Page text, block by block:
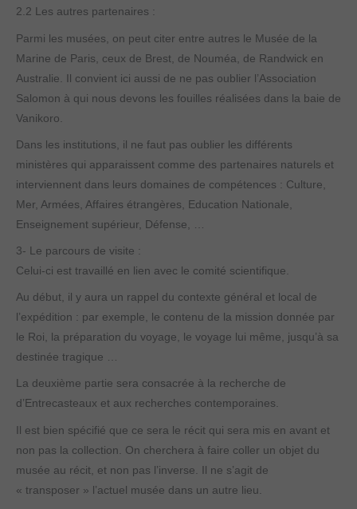
2.2 Les autres partenaires :
Parmi les musées, on peut citer entre autres le Musée de la
Marine de Paris, ceux de Brest, de Nouméa, de Randwick en
Australie. Il convient ici aussi de ne pas oublier l’Association
Salomon à qui nous devons les fouilles réalisées dans la baie de
Vanikoro.
Dans les institutions, il ne faut pas oublier les différents
ministères qui apparaissent comme des partenaires naturels et
interviennent dans leurs domaines de compétences : Culture,
Mer, Armées, Affaires étrangères, Education Nationale,
Enseignement supérieur, Défense, …
3- Le parcours de visite :
Celui-ci est travaillé en lien avec le comité scientifique.
Au début, il y aura un rappel du contexte général et local de
l’expédition : par exemple, le contenu de la mission donnée par
le Roi, la préparation du voyage, le voyage lui même, jusqu’à sa
destinée tragique …
La deuxième partie sera consacrée à la recherche de
d’Entrecasteaux et aux recherches contemporaines.
Il est bien spécifié que ce sera le récit qui sera mis en avant et
non pas la collection. On cherchera à faire coller un objet du
musée au récit, et non pas l’inverse. Il ne s’agit de
« transposer » l’actuel musée dans un autre lieu.